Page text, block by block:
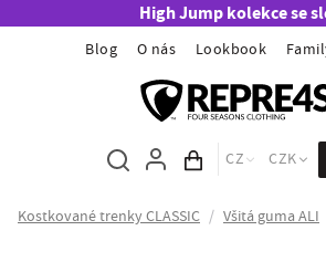
High Jump kolekce se
Blog O nás Lookbook
Obsah košíku
CZ CZK
Kostkované trenky CLASSIC / Všitá guma ALI